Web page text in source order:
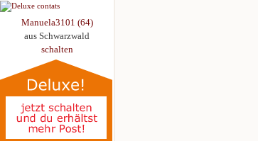
Manuela3101 (64)
aus Schwarzwald
schalten